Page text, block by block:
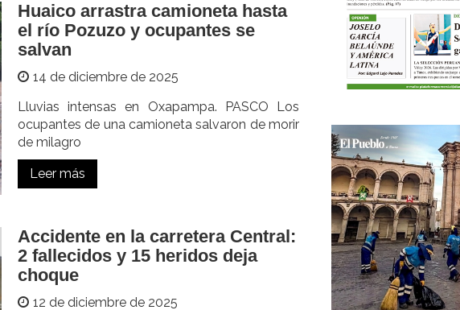
Huaico arrastra camioneta hasta
el río Pozuzo y ocupantes se
salvan
14 de diciembre de 2025
Lluvias intensas en Oxapampa. PASCO Los
ocupantes de una camioneta salvaron de morir
de milagro
Leer más
Accidente en la carretera Central:
2 fallecidos y 15 heridos deja
choque
12 de diciembre de 2025